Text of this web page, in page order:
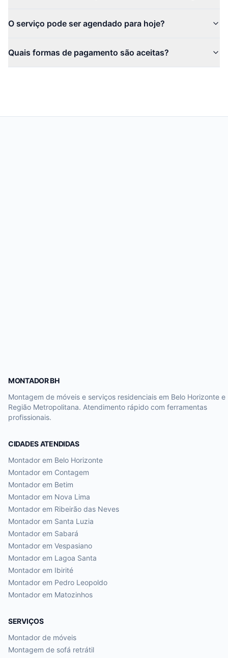
O serviço pode ser agendado para hoje?
Quais formas de pagamento são aceitas?
MONTADOR BH
Montagem de móveis e serviços residenciais em Belo Horizonte e
Região Metropolitana. Atendimento rápido com ferramentas
profissionais.
CIDADES ATENDIDAS
Montador em Belo Horizonte
Montador em Contagem
Montador em Betim
Montador em Nova Lima
Montador em Ribeirão das Neves
Montador em Santa Luzia
Montador em Sabará
Montador em Vespasiano
Montador em Lagoa Santa
Montador em Ibirité
Montador em Pedro Leopoldo
Montador em Matozinhos
SERVIÇOS
Montador de móveis
Montagem de sofá retrátil